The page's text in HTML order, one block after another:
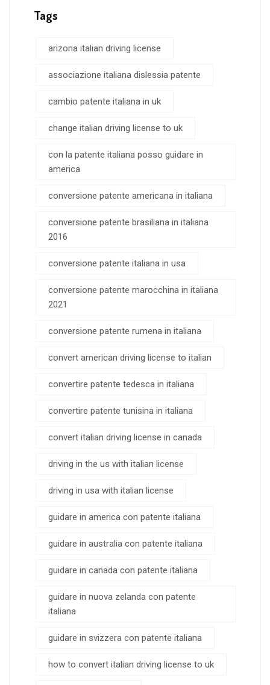
Tags
arizona italian driving license
associazione italiana dislessia patente
cambio patente italiana in uk
change italian driving license to uk
con la patente italiana posso guidare in
america
conversione patente americana in italiana
conversione patente brasiliana in italiana
2016
conversione patente italiana in usa
conversione patente marocchina in italiana
2021
conversione patente rumena in italiana
convert american driving license to italian
convertire patente tedesca in italiana
convertire patente tunisina in italiana
convert italian driving license in canada
driving in the us with italian license
driving in usa with italian license
guidare in america con patente italiana
guidare in australia con patente italiana
guidare in canada con patente italiana
guidare in nuova zelanda con patente
italiana
guidare in svizzera con patente italiana
how to convert italian driving license to uk